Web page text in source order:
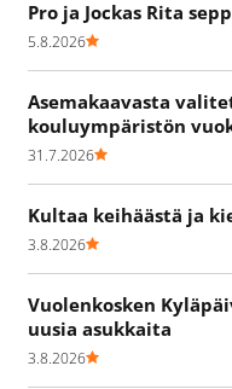
Pro ja Jockas Rita
5.8.2026
Asemakaavasta
kouluympäristön
31.7.2026
Kultaa keihäästä ja
3.8.2026
Vuolenkosken
uusia asukkaita
3.8.2026